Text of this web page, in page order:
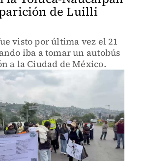
de Luilli
visto por última vez el 21
iba a tomar un autobús
a la Ciudad de México.